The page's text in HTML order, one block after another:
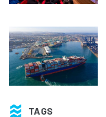
TAGS